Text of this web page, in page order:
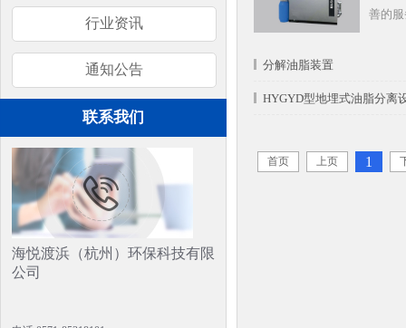
行业资讯
通知公告
联系我们
海悦渡浜（杭州）环保科技有限
公司
善的
分解油脂装置
HYGYD型地埋式油脂分离
首页 上页 1